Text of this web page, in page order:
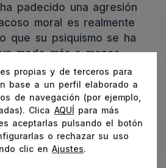
padecido una agresión
moral es realmente
que su psiquismo se ha
modo más o menos
a la empresa es la mejor
medidas para que pongan
de intervención
en el trabajo o Mobbing
propias y de terceros para
base a un perfil elaborado a
de navegación (por ejemplo,
Clica AQUÍ para más
aceptarlas pulsando el botón
o rechazar su uso
clic enAjustes.